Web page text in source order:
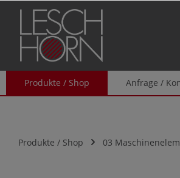
Zur Hauptnavigation
Produkte / Shop Anfrage /
Produkte / Shop 03